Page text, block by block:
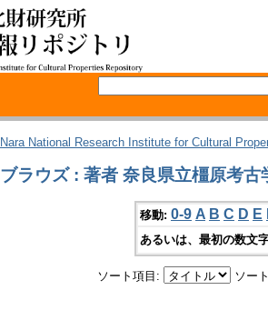
Nara National Research Institute for Cultural
ブラウズ : 著者 奈良県立橿原考古
移動: 0-9 A B C D E
あるいは、最初の数文
ソート項目: ソー